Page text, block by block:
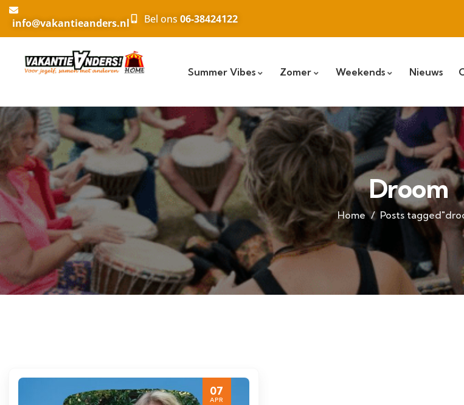
info@vakantieanders.nl Bel ons 06-38424122
Summer Vibes Zomer Weekends Nieuws
Droom
Home Posts
07
APR